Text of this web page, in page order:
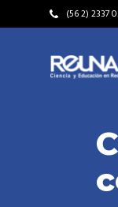
(56 2) 2337